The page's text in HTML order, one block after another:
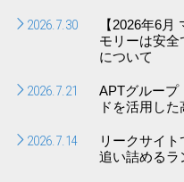
2026.7.30
【2026年6
モリーは安
について
2026.7.21
APTグループ
ドを活用し
2026.7.14
リークサイ
追い詰めるラ